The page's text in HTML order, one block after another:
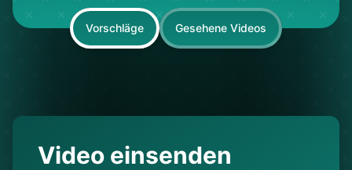
Vorschläge Gesehene Videos
Video einsenden